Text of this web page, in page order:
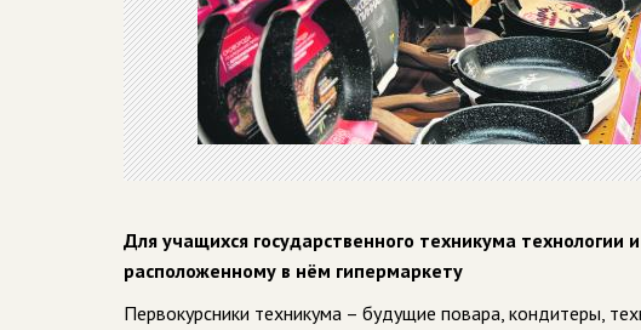
Для учащихся государственного техникума технологии
расположенному в нём гипермаркету
Первокурсники техникума – будущие повара, кондитеры,